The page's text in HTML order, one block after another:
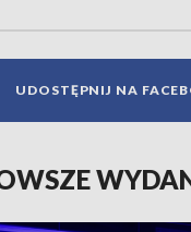
UDOSTĘPNIJ NA